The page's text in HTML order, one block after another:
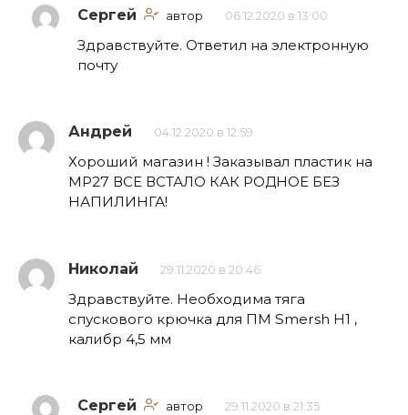
Сергей автор 06.12.2020 в 13:00
Здравствуйте. Ответил на электронную
почту
Андрей 04.12.2020 в 12:59
Хороший магазин ! Заказывал пластик на
МР27 ВСЕ ВСТАЛО КАК РОДНОЕ БЕЗ
НАПИЛИНГА!
Николай 29.11.2020 в 20:46
Здравствуйте. Необходима тяга
спускового крючка для ПМ Smersh H1 ,
калибр 4,5 мм
Сергей автор 29.11.2020 в 21:35